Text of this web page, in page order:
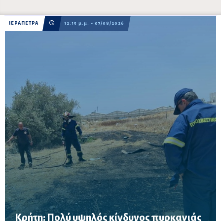
ΙΕΡΑΠΕΤΡΑ 12:15 μ.μ. - 07/08/2026
Κρήτη: Πολύ υψηλός κίνδυνος πυρκαγιάς